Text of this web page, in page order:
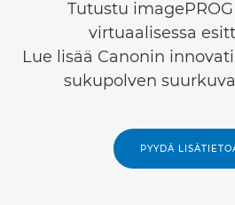
Tutustu
virtuaalisessa
Lue lisää Canonin
sukupolven
PYYDÄ